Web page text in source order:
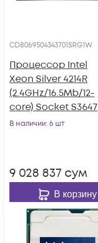
CD8069504343701SRG1W
Процессор Intel
Xeon Silver 4214R
(2.4GHz/16.5Mb/12-
core) Socket S3647
В наличии: 6 шт
9 028 837 сум
В корзину